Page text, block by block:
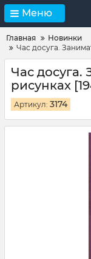
Меню
Главная
Новинки
Час досуга.
Час досуга.
рисунках
Артикул: 3174